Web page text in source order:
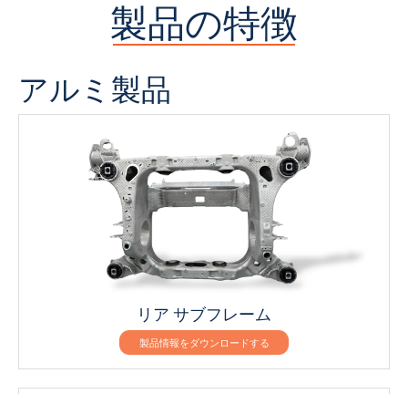
製品の特徴
アルミ製品
リア サブフレーム
製品情報をダウンロードする